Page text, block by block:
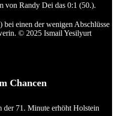
von Randy Dei das 0:1 (50.).
Chancen
der 71. Minute erhöht Holstein